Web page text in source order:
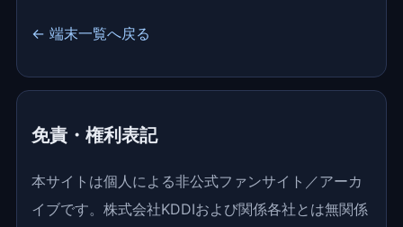
← 端末一覧へ戻る
免責・権利表記
本サイトは個人による非公式ファンサイト／アーカ
イブです。株式会社KDDIおよび関係各社とは無関係